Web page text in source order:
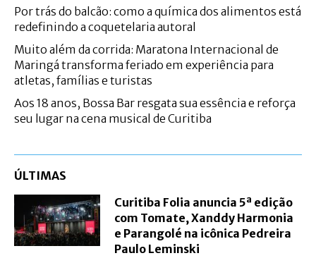
Por trás do balcão: como a química dos alimentos está
redefinindo a coquetelaria autoral
Muito além da corrida: Maratona Internacional de
Maringá transforma feriado em experiência para
atletas, famílias e turistas
Aos 18 anos, Bossa Bar resgata sua essência e reforça
seu lugar na cena musical de Curitiba
ÚLTIMAS
Curitiba Folia anuncia 5ª edição
com Tomate, Xanddy Harmonia
e Parangolé na icônica Pedreira
Paulo Leminski